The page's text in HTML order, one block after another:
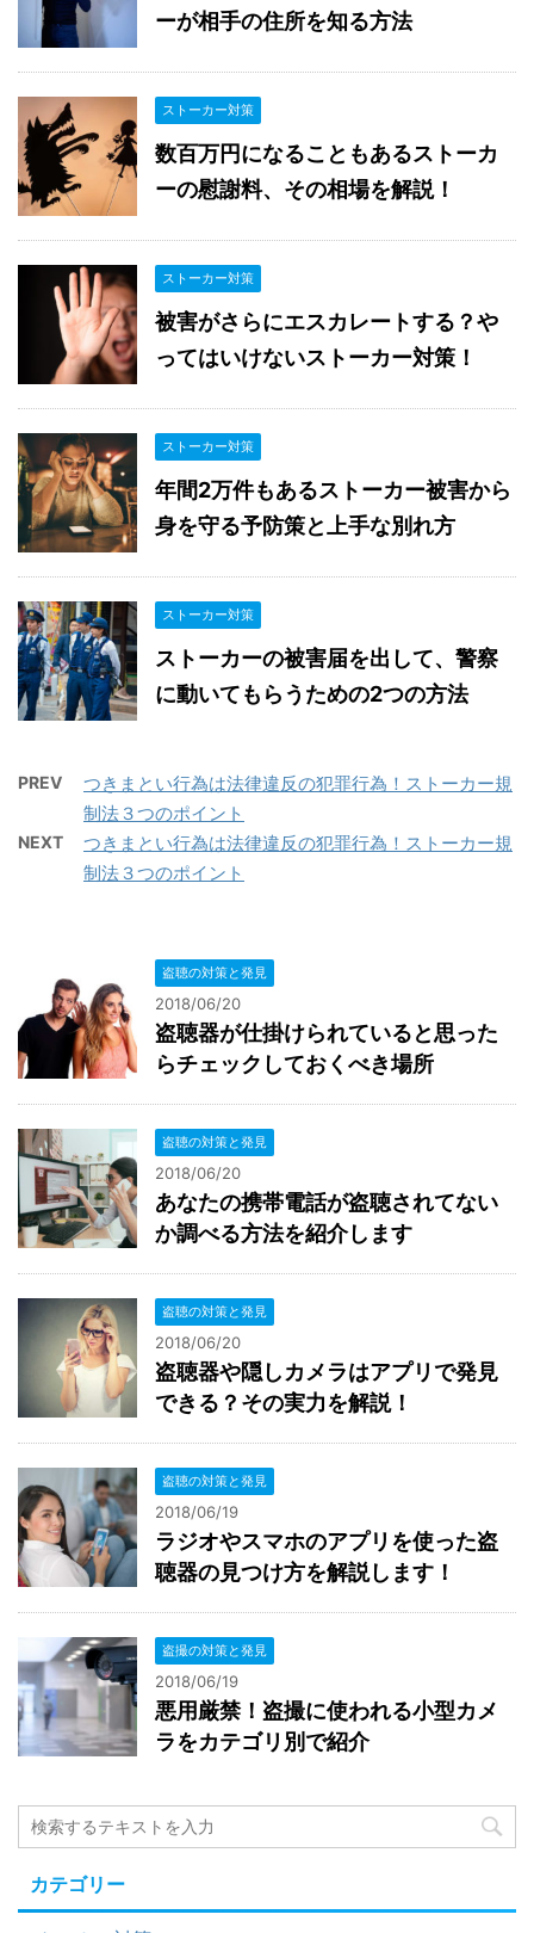
ーが相手の住所を知る方法
ストーカー対策
数百万円になることもあるストーカ
ーの慰謝料、その相場を解説！
ストーカー対策
被害がさらにエスカレートする？や
ってはいけないストーカー対策！
ストーカー対策
年間2万件もあるストーカー被害から
身を守る予防策と上手な別れ方
ストーカー対策
ストーカーの被害届を出して、警察
に動いてもらうための2つの方法
PREV
つきまとい行為は法律違反の犯罪行為！ストーカー規
制法３つのポイント
NEXT
つきまとい行為は法律違反の犯罪行為！ストーカー規
制法３つのポイント
盗聴の対策と発見
2018/06/20
盗聴器が仕掛けられていると思った
らチェックしておくべき場所
盗聴の対策と発見
2018/06/20
あなたの携帯電話が盗聴されてない
か調べる方法を紹介します
盗聴の対策と発見
2018/06/20
盗聴器や隠しカメラはアプリで発見
できる？その実力を解説！
盗聴の対策と発見
2018/06/19
ラジオやスマホのアプリを使った盗
聴器の見つけ方を解説します！
盗撮の対策と発見
2018/06/19
悪用厳禁！盗撮に使われる小型カメ
ラをカテゴリ別で紹介
カテゴリー